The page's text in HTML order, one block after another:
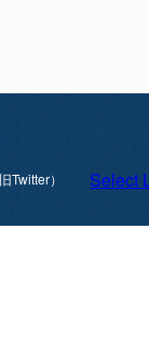
Twitter） Select